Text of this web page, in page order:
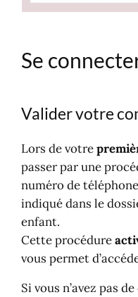
Se
Valider votre
Lors de votre
passer par une
numéro de
indiqué dans le
enfant.
Cette procédure
vous permet
Si vous n’avez pas